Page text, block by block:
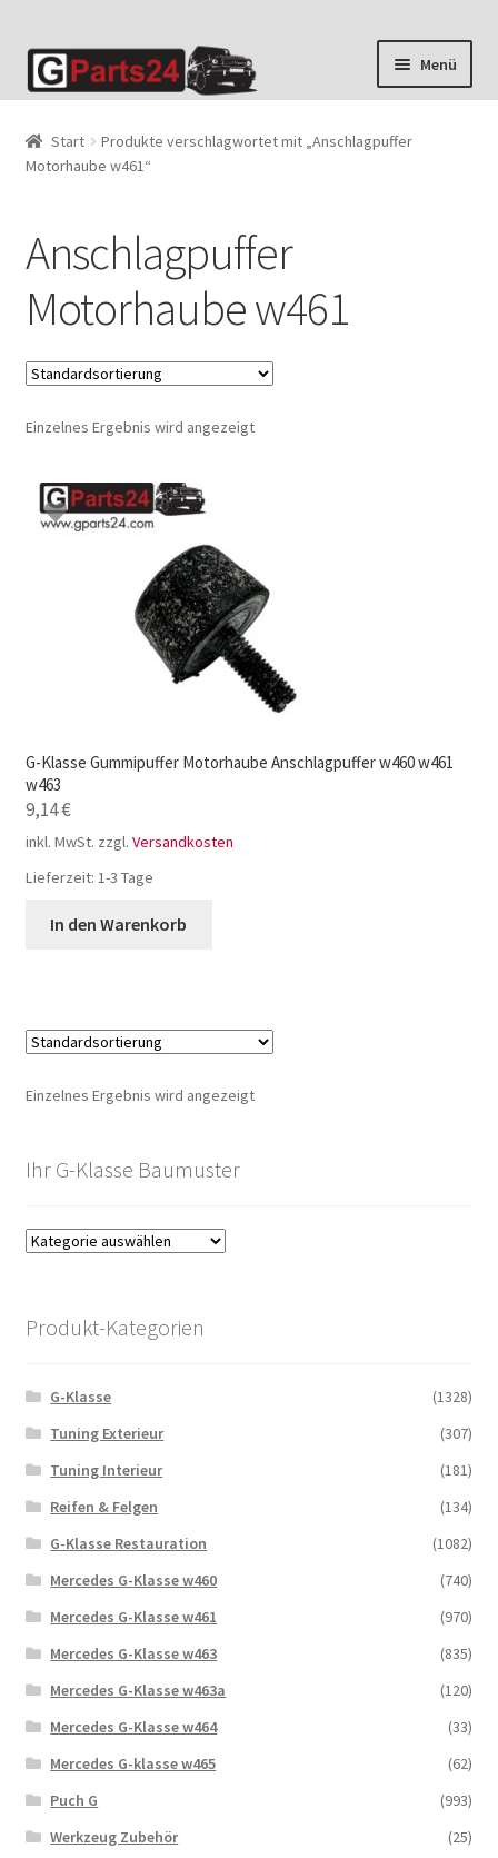
Zur
Navigation
Zum
Inhalt
Menü
Start
Produkte verschlagwortet mit „Anschlagpuffer
Motorhaube w461“
Anschlagpuffer
Motorhaube w461
Einzelnes Ergebnis wird angezeigt
G-Klasse Gummipuffer Motorhaube Anschlagpuffer w460 w461
w463
9,14€
inkl. MwSt. zzgl. Versandkosten
Lieferzeit: 1-3 Tage
In den Warenkorb
Einzelnes Ergebnis wird angezeigt
Ihr G-Klasse Baumuster
Produkt-Kategorien
G-Klasse
(1328)
Tuning Exterieur
(307)
Tuning Interieur
(181)
Reifen & Felgen
(134)
G-Klasse Restauration
(1082)
Mercedes G-Klasse w460
(740)
Mercedes G-Klasse w461
(970)
Mercedes G-Klasse w463
(835)
Mercedes G-Klasse w463a
(120)
Mercedes G-Klasse w464
(33)
Mercedes G-klasse w465
(62)
Puch G
(993)
Werkzeug Zubehör
(25)